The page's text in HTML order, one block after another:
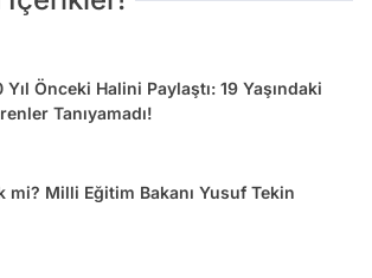
Önceki Halini Paylaştı: 19 Yaşındaki
Tanıyamadı!
mi? Milli Eğitim Bakanı Yusuf Tekin